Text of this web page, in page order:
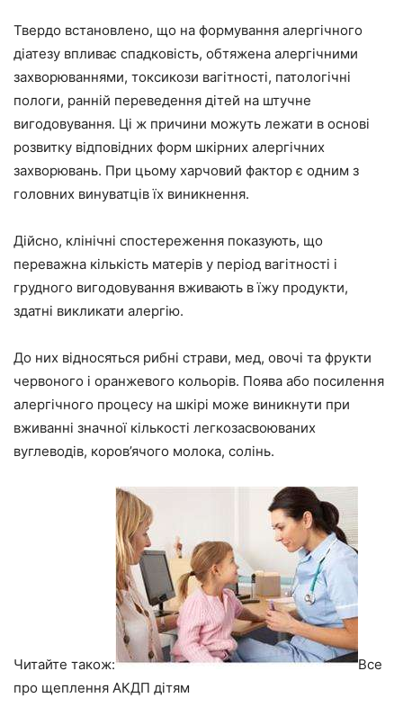
Твердо встановлено, що на формування алергічного
діатезу впливає спадковість, обтяжена алергічними
захворюваннями, токсикози вагітності, патологічні
пологи, ранній переведення дітей на штучне
вигодовування. Ці ж причини можуть лежати в основі
розвитку відповідних форм шкірних алергічних
захворювань. При цьому харчовий фактор є одним з
головних винуватців їх виникнення.
Дійсно, клінічні спостереження показують, що
переважна кількість матерів у період вагітності і
грудного вигодовування вживають в їжу продукти,
здатні викликати алергію.
До них відносяться рибні страви, мед, овочі та фрукти
червоного і оранжевого кольорів. Поява або посилення
алергічного процесу на шкірі може виникнути при
вживанні значної кількості легкозасвоюваних
вуглеводів, коров’ячого молока, солінь.
Читайте також:
Все
про щеплення АКДП дітям